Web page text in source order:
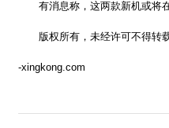
有消息称，这两款新机或将
版权所有，未经许可不得转
-xingkong.com